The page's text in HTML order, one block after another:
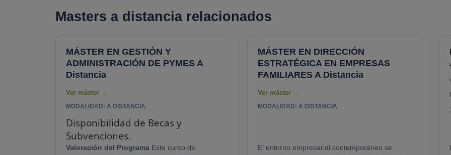
Masters a distancia relacionados
MÁSTER EN GESTIÓN Y
ADMINISTRACIÓN DE PYMES A
Distancia
MODALIDAD: A DISTANCIA
Disponibilidad de Becas y
Subvenciones.
Valoración del Programa
MÁSTER EN DIRECCIÓN
ESTRATÉGICA EN EMPRESAS
FAMILIARES A Distancia
MODALIDAD: A DISTANCIA
El entorno empresarial contemporáneo se